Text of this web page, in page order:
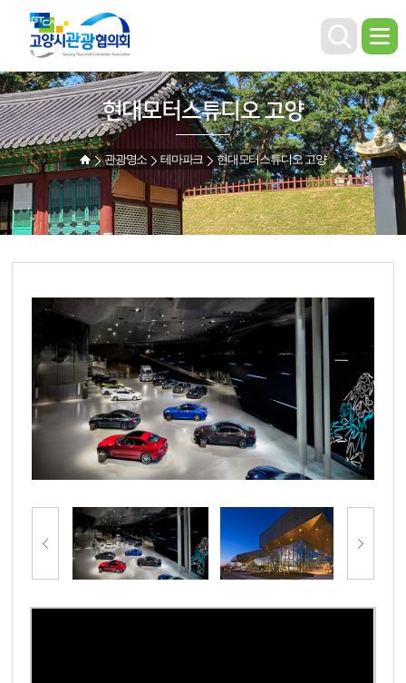
현대모터스튜디오 고양
관광명소 테마파크 현대모터스튜디오 고양